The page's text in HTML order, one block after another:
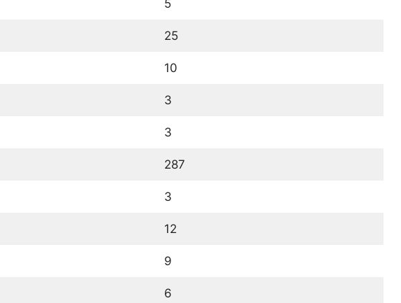
5
25
10
3
3
287
3
12
9
6